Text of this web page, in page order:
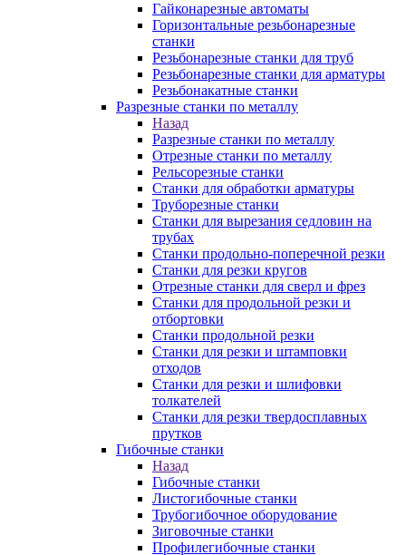
Гайконарезные автоматы
Горизонтальные резьбонарезные
станки
Резьбонарезные станки для труб
Резьбонарезные станки для арматуры
Резьбонакатные станки
Разрезные станки по металлу
Назад
Разрезные станки по металлу
Отрезные станки по металлу
Рельсорезные станки
Станки для обработки арматуры
Труборезные станки
Станки для вырезания седловин на
трубаx
Станки продольно-поперечной резки
Станки для резки кругов
Отрезные станки для сверл и фрез
Станки для продольной резки и
отбортовки
Станки продольной резки
Станки для резки и штамповки
отходов
Станки для резки и шлифовки
толкателей
Станки для резки твердосплавных
прутков
Гибочные станки
Назад
Гибочные станки
Листогибочные станки
Трубогибочное оборудование
Зиговочные станки
Профилегибочные станки